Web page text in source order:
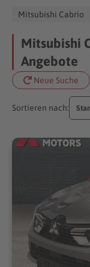
Mitsubishi Cabrio
Mitsubishi
Angebote
Neue Suche
Sortieren nach: